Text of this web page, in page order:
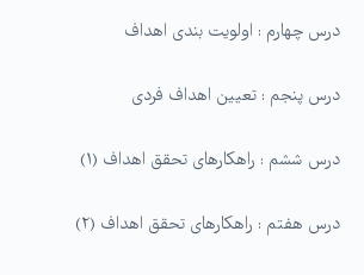
درس چهارم : اولویت بندی اهداف
درس پنجم : تعیین اهداف فردی
درس ششم : راهکارهای تحقق اهداف (۱)
درس هفتم : راهکارهای تحقق اهداف (۲)